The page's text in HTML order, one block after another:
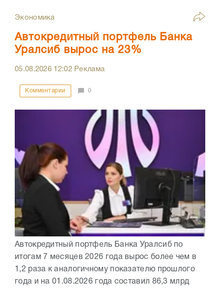
Экономика
Автокредитный портфель Банка
Уралсиб вырос на 23%
05.08.2026 12:02Реклама
Комментарии 0
Автокредитный портфель Банка Уралсиб по
итогам 7 месяцев 2026 года вырос более чем в
1,2 раза к аналогичному показателю прошлого
года и на 01.08.2026 года составил 86,3 млрд